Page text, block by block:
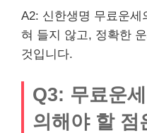
A2: 신한생명 무료운세
혀 들지 않고, 정확한
것입니다.
Q3: 무료운
의해야 할 점